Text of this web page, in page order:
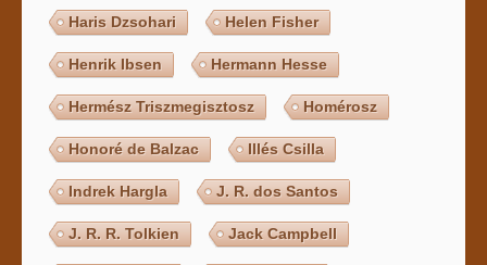
Haris Dzsohari Helen Fisher
Henrik Ibsen Hermann Hesse
Hermész Triszmegisztosz Homérosz
Honoré de Balzac Illés Csilla
Indrek Hargla J. R. dos Santos
J. R. R. Tolkien Jack Campbell